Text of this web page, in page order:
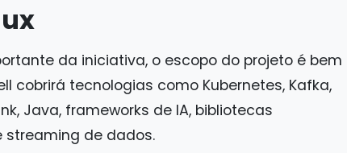
da iniciativa, o escopo do projeto é bem
cobrirá tecnologias como Kubernetes, Kafka,
Java, frameworks de IA, bibliotecas
de dados.